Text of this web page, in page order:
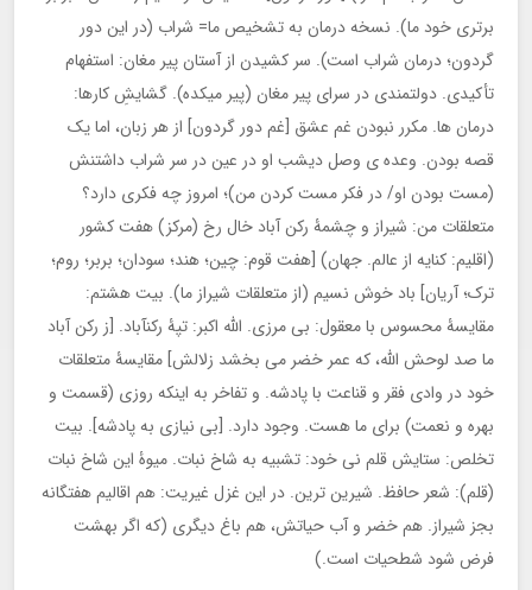
برتری خود ما). نسخه درمان به تشخیص ما= شراب (در این دور
گردون؛ درمان شراب است). سر کشیدن از آستان پیر مغان: استفهام
تأکیدی. دولتمندی در سرای پیر مغان (پیر میکده). گشایشِ کارها:
درمان ها. مکرر نبودن غم عشق [غم دور گردون] از هر زبان، اما یک
قصه بودن. وعده ی وصل دیشب او در عین در سر شراب داشتنش
(مست بودن او/ در فکر مست کردن من)؛ امروز چه فکری دارد؟
متعلقات من: شیراز و چشمۀ رکن آباد خال رخ (مرکز) هفت کشور
(اقلیم: کنایه از عالم. جهان) [هفت قوم: چین؛ هند؛ سودان؛ بربر؛ روم؛
ترک؛ آریان] باد خوش نسیم (از متعلقات شیراز ما). بیت هشتم:
مقایسۀ محسوس با معقول: بی مرزی. الله اکبر: تپۀ رکنآباد. [ز رکن آباد
ما صد لوحش الله، که عمر خضر می بخشد زلالش] مقایسۀ متعلقات
خود در وادی فقر و قناعت با پادشه. و تفاخر به اینکه روزی (قسمت و
بهره و نعمت) برای ما هست. وجود دارد. [بی نیازی به پادشه]. بیت
تخلص: ستایش قلم نی خود: تشبیه به شاخ نبات. میوۀ این شاخ نبات
(قلم): شعر حافظ. شیرین ترین. در این غزل غیریت: هم اقالیم هفتگانه
بجز شیراز. هم خضر و آب حیاتش، هم باغ دیگری (که اگر بهشت
فرض شود شطحیات است.)